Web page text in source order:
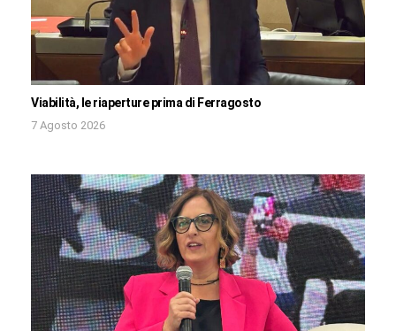
Viabilità, le riaperture prima di Ferragosto
7 Agosto 2026